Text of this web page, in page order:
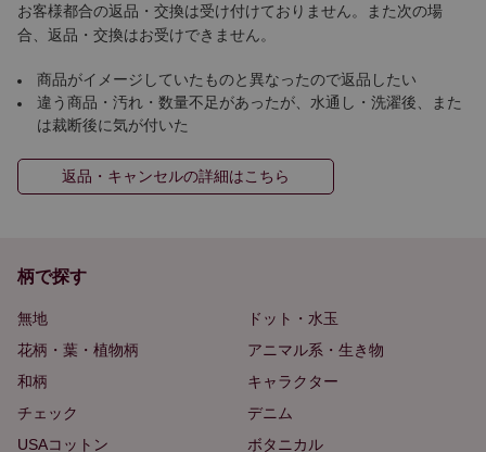
お客様都合の返品・交換は受け付けておりません。また次の場
合、返品・交換はお受けできません。
商品がイメージしていたものと異なったので返品したい
違う商品・汚れ・数量不足があったが、水通し・洗濯後、また
は裁断後に気が付いた
返品・キャンセルの詳細はこちら
柄で探す
無地
ドット・水玉
花柄・葉・植物柄
アニマル系・生き物
和柄
キャラクター
チェック
デニム
USAコットン
ボタニカル